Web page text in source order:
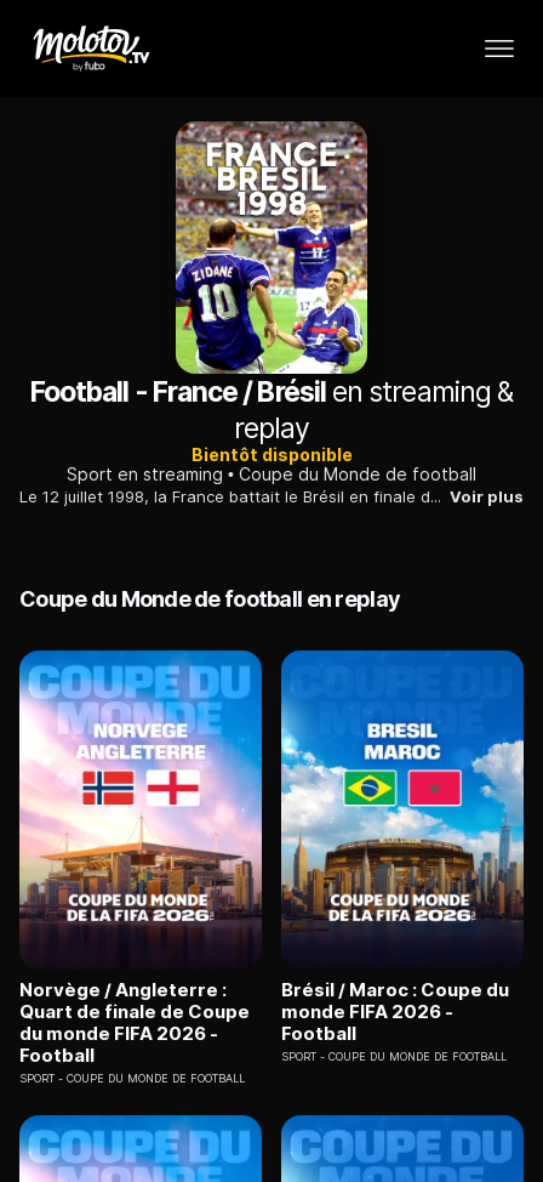
Football - France / Brésilen streaming &
replay
Bientôt disponible
Sport en streaming
Coupe du Monde de football
Le 12 juillet 1998, la France battait le Brésil en finale de la Coupe du monde de football. Le score, scandé tout au long de la nuit qui a suivi par des millions de personnes, repris depuis à maintes occasions, est encore dans toutes les mémoires. Voir plus
Coupe du Monde de football en replay
Norvège / Angleterre :
Quart de finale de Coupe
du monde FIFA 2026 -
Football
SPORT COUPE DU MONDE DE FOOTBALL
Brésil / Maroc : Coupe du
monde FIFA 2026 -
Football
SPORT COUPE DU MONDE DE FOOTBALL